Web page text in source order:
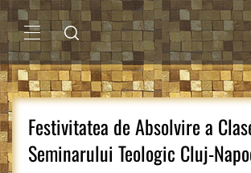
Sari
la
conținutMENIU
PRINCIPAL
Festivitatea de Absolvire a
Seminarului Teologic Cluj-